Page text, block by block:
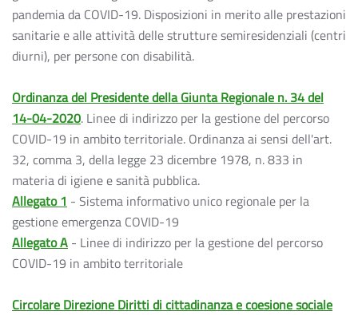
pandemia da COVID-19. Disposizioni in merito alle prestazioni
sanitarie e alle attività delle strutture semiresidenziali (centri
diurni), per persone con disabilità.
Ordinanza del Presidente della Giunta Regionale n. 34 del
14-04-2020. Linee di indirizzo per la gestione del percorso
COVID-19 in ambito territoriale. Ordinanza ai sensi dell'art.
32, comma 3, della legge 23 dicembre 1978, n. 833 in
materia di igiene e sanità pubblica.
Allegato 1 - Sistema informativo unico regionale per la
gestione emergenza COVID-19
Allegato A - Linee di indirizzo per la gestione del percorso
COVID-19 in ambito territoriale
Circolare Direzione Diritti di cittadinanza e coesione sociale